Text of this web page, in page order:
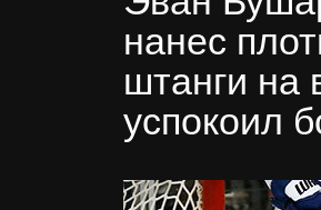
нанес
штанги на
успокоил